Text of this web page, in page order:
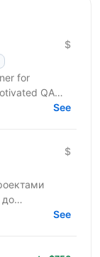
$
for
QA
growing team. QA Engineer will...See
$
до
See